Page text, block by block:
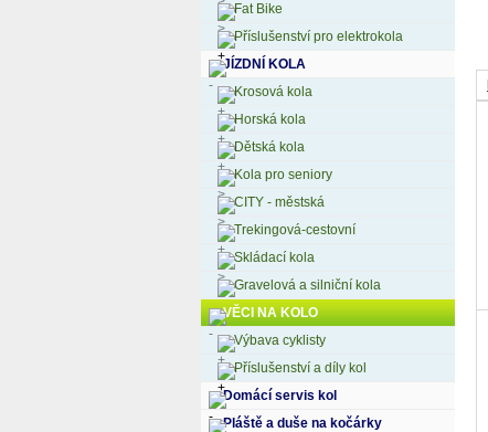
Fat Bike
Příslušenství pro elektrokola
JÍZDNÍ KOLA
Krosová kola
Horská kola
Dětská kola
Kola pro seniory
CITY - městská
Trekingová-cestovní
Skládací kola
Gravelová a silniční kola
VĚCI NA KOLO
Výbava cyklisty
Příslušenství a díly kol
Domácí servis kol
Pláště a duše na kočárky